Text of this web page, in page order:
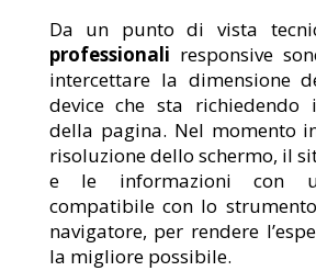
Da un punto di vista
professionali responsive
intercettare la dimensione
device che sta richiedendo
della pagina. Nel momento
risoluzione dello schermo, il
e le informazioni con
compatibile con lo
navigatore, per rendere
la migliore possibile.